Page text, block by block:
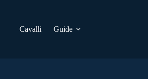
Cavalli Guide